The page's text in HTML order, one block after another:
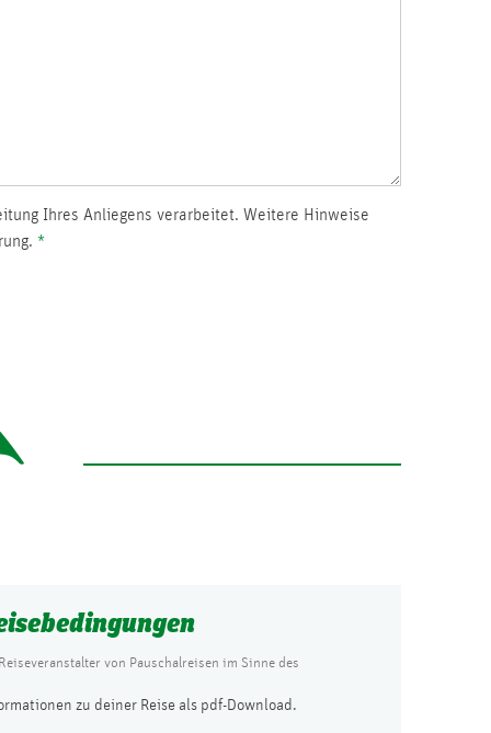
Ihres Anliegens verarbeitet. Weitere Hinweise
*
von Pauschalreisen im Sinne des
zu deiner Reise als pdf-Download.